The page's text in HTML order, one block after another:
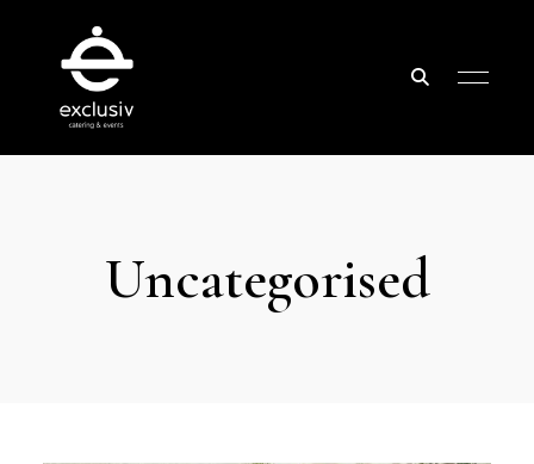
Exclusiv
EventsUncategorised